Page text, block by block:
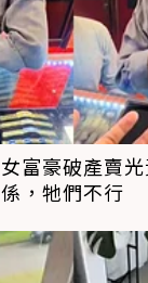
富豪破產賣
，牠們不行